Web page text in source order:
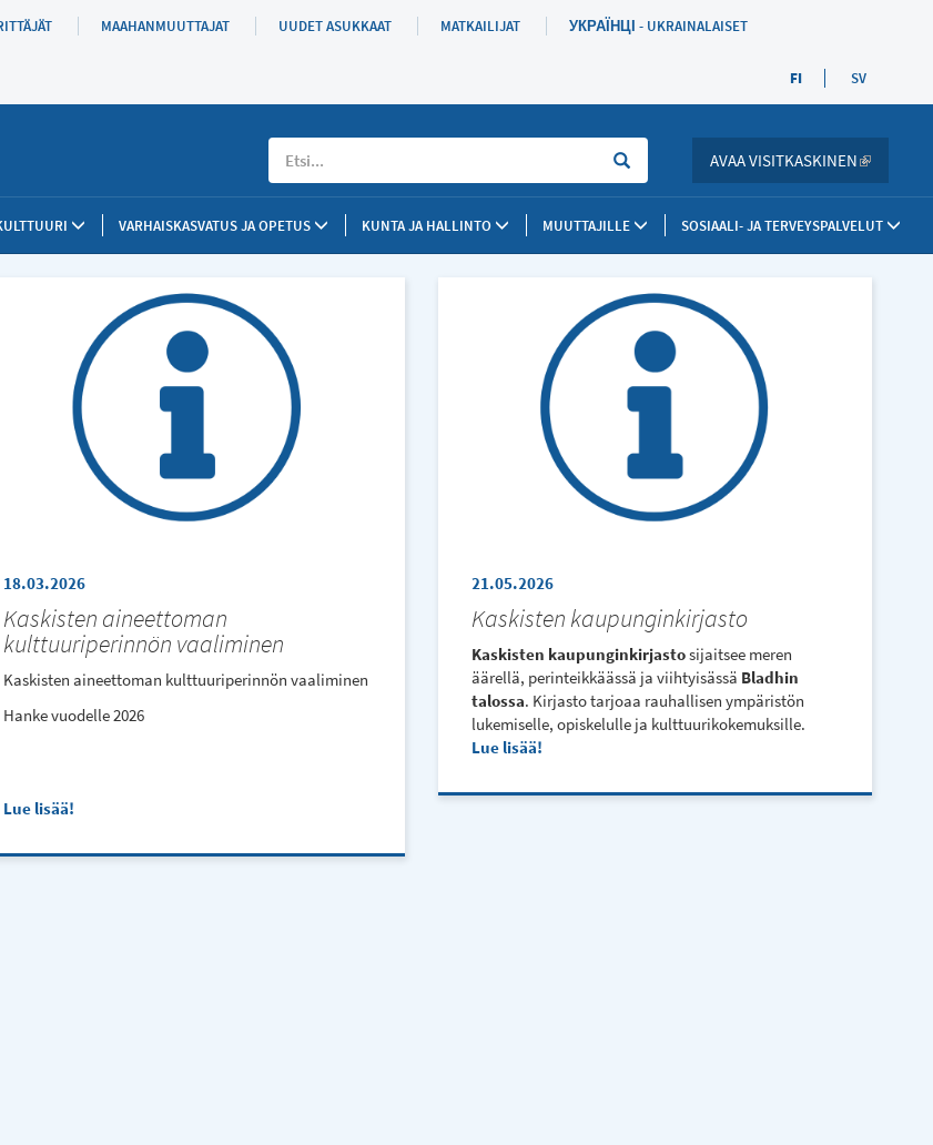
MAAHANMUUTTAJAT UUDET ASUKKAAT MATKAILIJAT УКРАЇНЦІ - UKRAINALAISET
FI SV
AVAA VISITKASKINEN(LINK IS
VARHAISKASVATUS JA OPETUS KUNTA JA HALLINTO MUUTTAJILLE SOSIAALI- JA TERVEYSPALVELUT
18.03.2026
Kaskisten aineettoman
kulttuuriperinnön vaaliminen
Kaskisten aineettoman kulttuuriperinnön vaaliminen
Hanke vuodelle 2026
Lue lisää
21.05.2026
Kaskisten kaupunginkirjasto
Kaskisten kaupunginkirjastosijaitsee meren
äärellä, perinteikkäässä ja viihtyisässä Bladhin
talossa. Kirjasto tarjoaa rauhallisen ympäristön
lukemiselle, opiskelulle ja kulttuurikokemuksille.
Lue lisää